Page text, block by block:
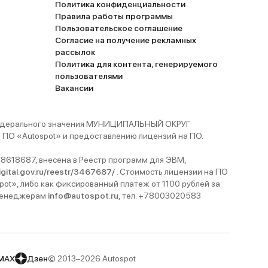
Политика конфиденциальности
Правила работы программы
Пользовательское соглашение
Согласие на получение рекламных
рассылок
Политика для контента, генерируемого
пользователями
Вакансии
значения МУНИЦИПАЛЬНЫЙ ОКРУГ
«Autospot» и предоставлению лицензий на ПО.
внесена в Реестр программ для ЭВМ,
reestr/3467687/ . Стоимость лицензии на ПО
либо как фиксированный платеж от 1100 рублей за
info@autospot.ru, тел. +78003020583
Дзен© 2013–2026 Autospot